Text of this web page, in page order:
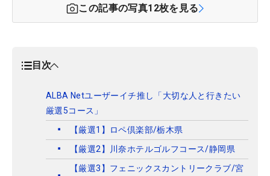
この記事の写真12枚を見る
目次
ALBA Netユーザーイチ推し「大切な人と行きたい
厳選5コース」
【厳選1】ロペ倶楽部/栃木県
【厳選2】川奈ホテルゴルフコース/静岡県
【厳選3】フェニックスカントリークラブ/宮